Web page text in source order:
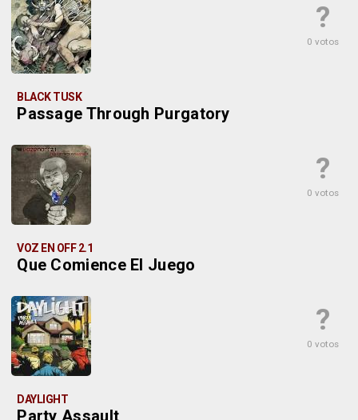
?
0 votos
BLACK TUSK
Passage Through Purgatory
?
0 votos
VOZ EN OFF 2.1
Que Comience El Juego
?
0 votos
DAYLIGHT
Party Assault